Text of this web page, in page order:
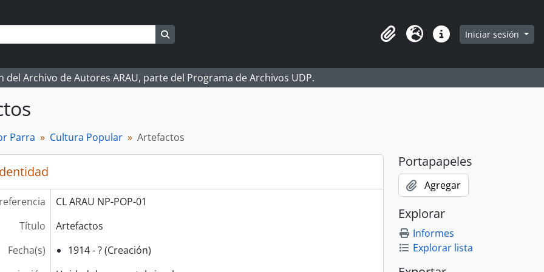
Portapapeles
Idioma Enlaces rápidos
Iniciar sesión
Archivo de Autores ARAU, parte del Programa de Archivos UDP.
Parra Cultura Popular Artefactos
CL ARAU NP-POP-01
Título
Artefactos
Fecha(s)
1914 - ? (Creación)
Portapapeles
Agregar
Explorar
Informes
Explorar lista